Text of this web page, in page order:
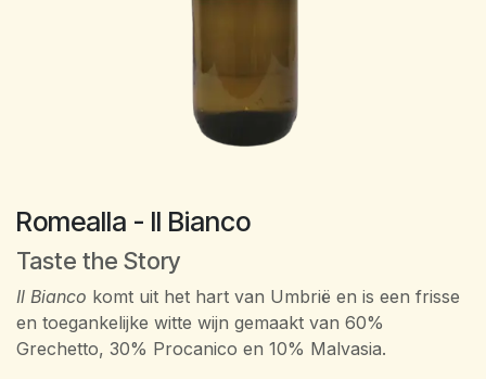
Romealla - Il Bianco
Taste the Story
Il Bianco komt uit het hart van Umbrië en is een frisse
en toegankelijke witte wijn gemaakt van 60%
Grechetto, 30% Procanico en 10% Malvasia.